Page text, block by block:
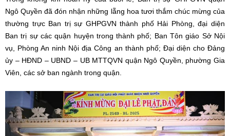
Ngô Quyền đã đón nhận những lẵng hoa tươi thắm chúc mừng của
thường trực Ban trị sự GHPGVN thành phố Hải Phòng, đại diện
Ban trị sự các quận huyện trong thành phố; Ban Tôn giáo Sở Nội
vụ, Phòng An ninh Nội địa Công an thành phố; Đại diện cho Đảng
ủy – HĐND – UBND – UB MTTQVN quận Ngô Quyền, phường Gia
Viên, các sở ban ngành trong quận.